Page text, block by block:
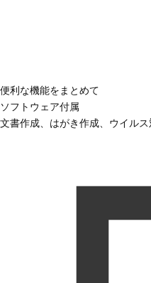
便利な機能をまとめて
ソフトウェア付属
文書作成、はがき作成、ウイル